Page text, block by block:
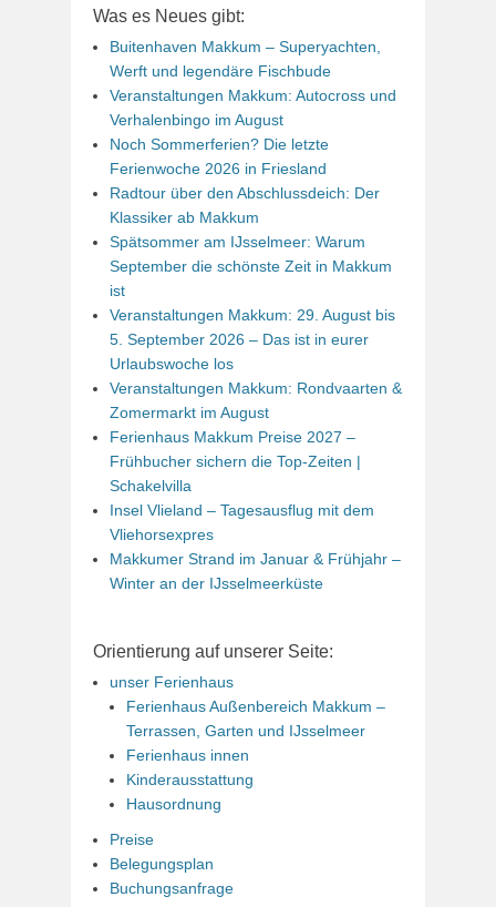
Was es Neues gibt:
Buitenhaven Makkum – Superyachten,
Werft und legendäre Fischbude
Veranstaltungen Makkum: Autocross und
Verhalenbingo im August
Noch Sommerferien? Die letzte
Ferienwoche 2026 in Friesland
Radtour über den Abschlussdeich: Der
Klassiker ab Makkum
Spätsommer am IJsselmeer: Warum
September die schönste Zeit in Makkum
ist
Veranstaltungen Makkum: 29. August bis
5. September 2026 – Das ist in eurer
Urlaubswoche los
Veranstaltungen Makkum: Rondvaarten &
Zomermarkt im August
Ferienhaus Makkum Preise 2027 –
Frühbucher sichern die Top-Zeiten |
Schakelvilla
Insel Vlieland – Tagesausflug mit dem
Vliehorsexpres
Makkumer Strand im Januar & Frühjahr –
Winter an der IJsselmeerküste
Orientierung auf unserer Seite:
unser Ferienhaus
Ferienhaus Außenbereich Makkum –
Terrassen, Garten und IJsselmeer
Ferienhaus innen
Kinderausstattung
Hausordnung
Preise
Belegungsplan
Buchungsanfrage